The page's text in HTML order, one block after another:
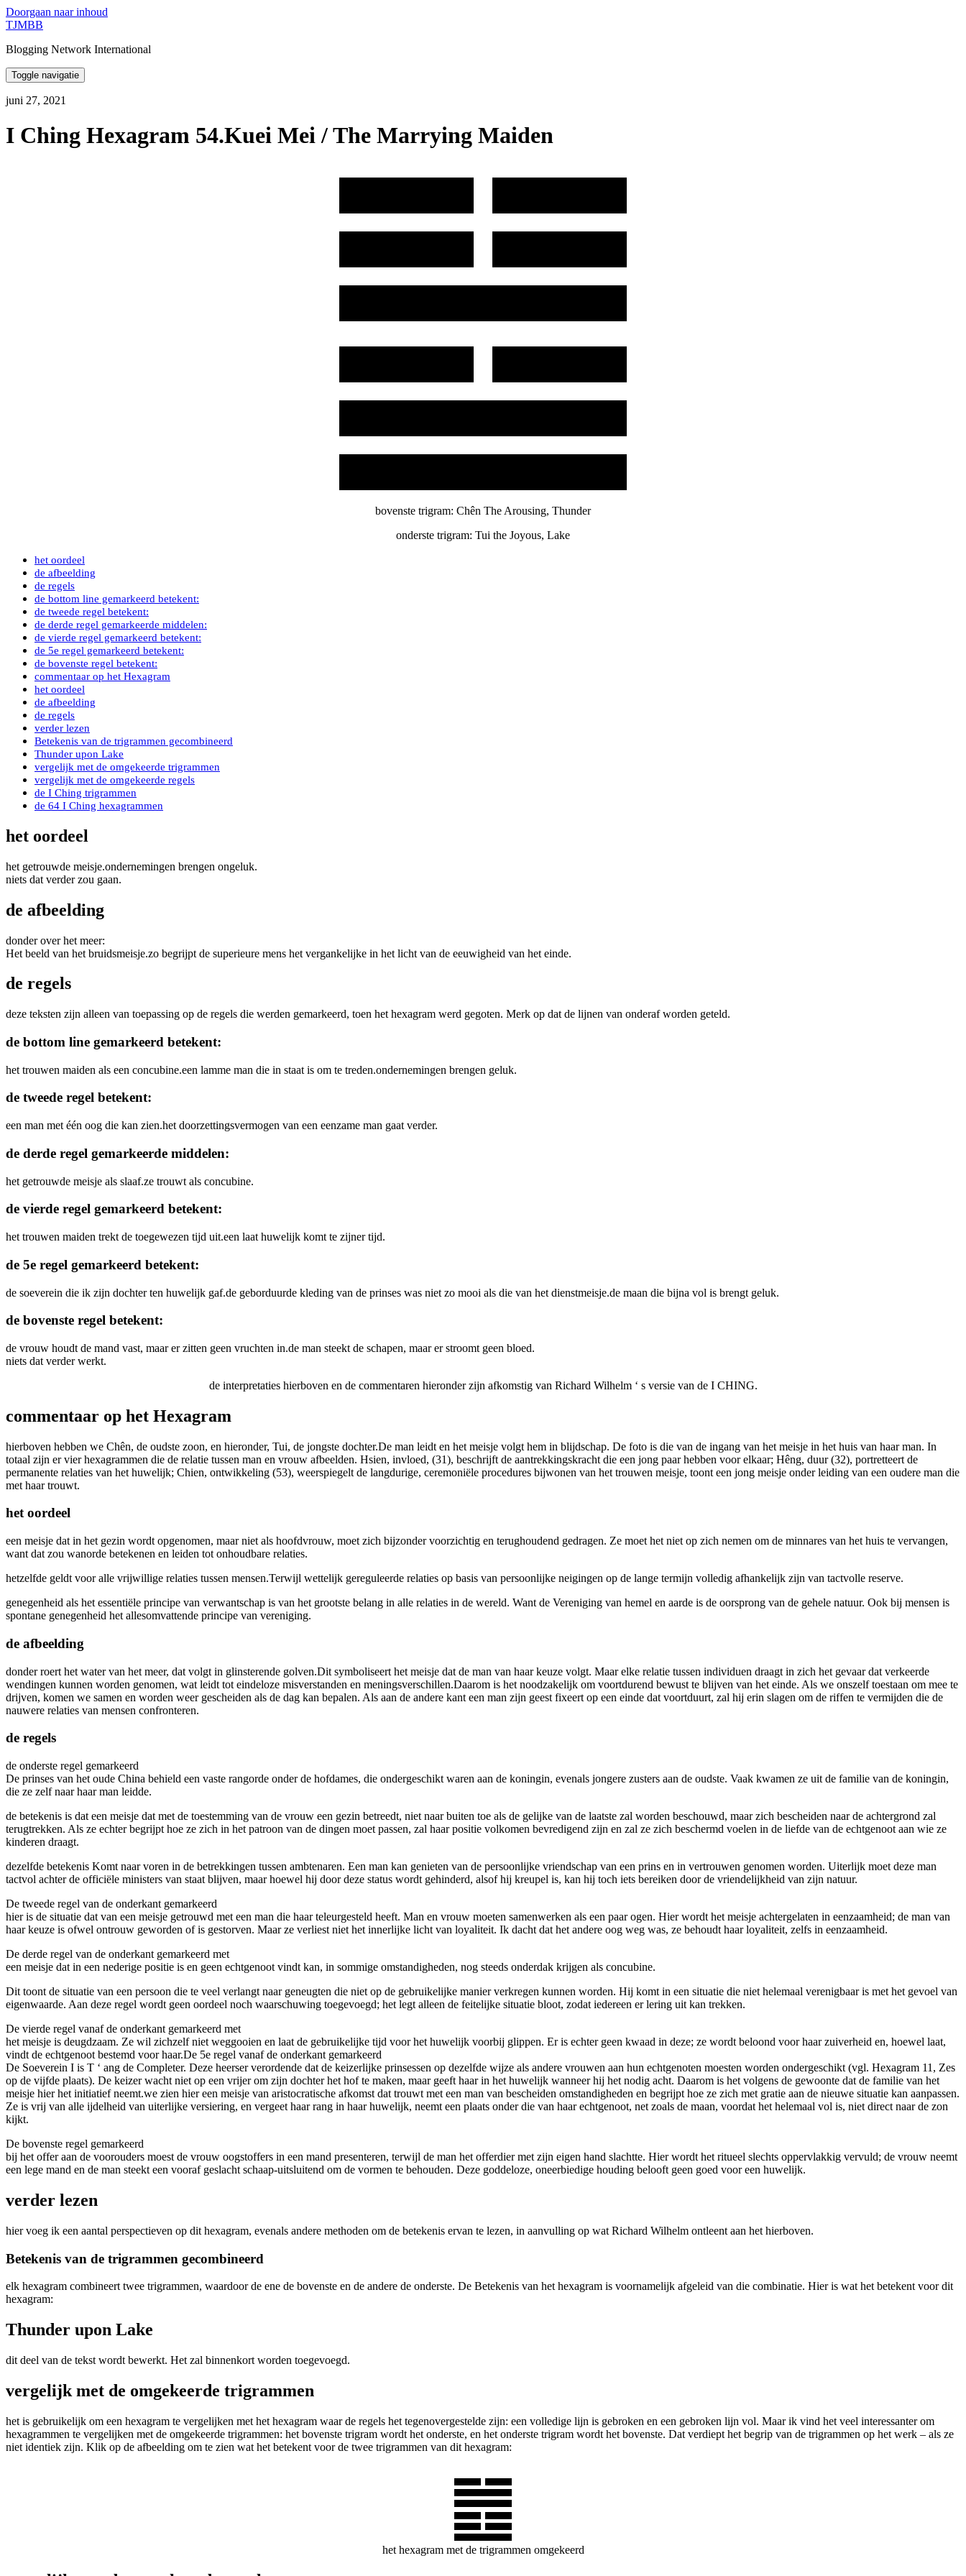
Doorgaan naar inhoud
TJMBB
Blogging Network International
Toggle navigatie
juni 27, 2021
I Ching Hexagram 54.Kuei Mei / The Marrying Maiden
bovenste trigram: Chên The Arousing, Thunder
onderste trigram: Tui the Joyous, Lake
het oordeel
de afbeelding
de regels
de bottom line gemarkeerd betekent:
de tweede regel betekent:
de derde regel gemarkeerde middelen:
de vierde regel gemarkeerd betekent:
de 5e regel gemarkeerd betekent:
de bovenste regel betekent:
commentaar op het Hexagram
het oordeel
de afbeelding
de regels
verder lezen
Betekenis van de trigrammen gecombineerd
Thunder upon Lake
vergelijk met de omgekeerde trigrammen
vergelijk met de omgekeerde regels
de I Ching trigrammen
de 64 I Ching hexagrammen
het oordeel
het getrouwde meisje.ondernemingen brengen ongeluk.
niets dat verder zou gaan.
de afbeelding
donder over het meer:
Het beeld van het bruidsmeisje.zo begrijpt de superieure mens het vergankelijke in het licht van de eeuwigheid van het einde.
de regels
deze teksten zijn alleen van toepassing op de regels die werden gemarkeerd, toen het hexagram werd gegoten. Merk op dat de lijnen van onderaf worden geteld.
de bottom line gemarkeerd betekent:
het trouwen maiden als een concubine.een lamme man die in staat is om te treden.ondernemingen brengen geluk.
de tweede regel betekent:
een man met één oog die kan zien.het doorzettingsvermogen van een eenzame man gaat verder.
de derde regel gemarkeerde middelen:
het getrouwde meisje als slaaf.ze trouwt als concubine.
de vierde regel gemarkeerd betekent:
het trouwen maiden trekt de toegewezen tijd uit.een laat huwelijk komt te zijner tijd.
de 5e regel gemarkeerd betekent:
de soeverein die ik zijn dochter ten huwelijk gaf.de geborduurde kleding van de prinses was niet zo mooi als die van het dienstmeisje.de maan die bijna vol is brengt geluk.
de bovenste regel betekent:
de vrouw houdt de mand vast, maar er zitten geen vruchten in.de man steekt de schapen, maar er stroomt geen bloed.
niets dat verder werkt.
de interpretaties hierboven en de commentaren hieronder zijn afkomstig van Richard Wilhelm ‘ s versie van de I CHING.
commentaar op het Hexagram
hierboven hebben we Chên, de oudste zoon, en hieronder, Tui, de jongste dochter.De man leidt en het meisje volgt hem in blijdschap. De foto is die van de ingang van het meisje in het huis van haar man. In
totaal zijn er vier hexagrammen die de relatie tussen man en vrouw afbeelden. Hsien, invloed, (31), beschrijft de aantrekkingskracht die een jong paar hebben voor elkaar; Hêng, duur (32), portretteert de
permanente relaties van het huwelijk; Chien, ontwikkeling (53), weerspiegelt de langdurige, ceremoniële procedures bijwonen van het trouwen meisje, toont een jong meisje onder leiding van een oudere man die
met haar trouwt.
het oordeel
een meisje dat in het gezin wordt opgenomen, maar niet als hoofdvrouw, moet zich bijzonder voorzichtig en terughoudend gedragen. Ze moet het niet op zich nemen om de minnares van het huis te vervangen,
want dat zou wanorde betekenen en leiden tot onhoudbare relaties.
hetzelfde geldt voor alle vrijwillige relaties tussen mensen.Terwijl wettelijk gereguleerde relaties op basis van persoonlijke neigingen op de lange termijn volledig afhankelijk zijn van tactvolle reserve.
genegenheid als het essentiële principe van verwantschap is van het grootste belang in alle relaties in de wereld. Want de Vereniging van hemel en aarde is de oorsprong van de gehele natuur. Ook bij mensen is
spontane genegenheid het allesomvattende principe van vereniging.
de afbeelding
donder roert het water van het meer, dat volgt in glinsterende golven.Dit symboliseert het meisje dat de man van haar keuze volgt. Maar elke relatie tussen individuen draagt in zich het gevaar dat verkeerde
wendingen kunnen worden genomen, wat leidt tot eindeloze misverstanden en meningsverschillen.Daarom is het noodzakelijk om voortdurend bewust te blijven van het einde. Als we onszelf toestaan om mee te
drijven, komen we samen en worden weer gescheiden als de dag kan bepalen. Als aan de andere kant een man zijn geest fixeert op een einde dat voortduurt, zal hij erin slagen om de riffen te vermijden die de
nauwere relaties van mensen confronteren.
de regels
de onderste regel gemarkeerd
De prinses van het oude China behield een vaste rangorde onder de hofdames, die ondergeschikt waren aan de koningin, evenals jongere zusters aan de oudste. Vaak kwamen ze uit de familie van de koningin,
die ze zelf naar haar man leidde.
de betekenis is dat een meisje dat met de toestemming van de vrouw een gezin betreedt, niet naar buiten toe als de gelijke van de laatste zal worden beschouwd, maar zich bescheiden naar de achtergrond zal
terugtrekken. Als ze echter begrijpt hoe ze zich in het patroon van de dingen moet passen, zal haar positie volkomen bevredigend zijn en zal ze zich beschermd voelen in de liefde van de echtgenoot aan wie ze
kinderen draagt.
dezelfde betekenis Komt naar voren in de betrekkingen tussen ambtenaren. Een man kan genieten van de persoonlijke vriendschap van een prins en in vertrouwen genomen worden. Uiterlijk moet deze man
tactvol achter de officiële ministers van staat blijven, maar hoewel hij door deze status wordt gehinderd, alsof hij kreupel is, kan hij toch iets bereiken door de vriendelijkheid van zijn natuur.
De tweede regel van de onderkant gemarkeerd
hier is de situatie dat van een meisje getrouwd met een man die haar teleurgesteld heeft. Man en vrouw moeten samenwerken als een paar ogen. Hier wordt het meisje achtergelaten in eenzaamheid; de man van
haar keuze is ofwel ontrouw geworden of is gestorven. Maar ze verliest niet het innerlijke licht van loyaliteit. Ik dacht dat het andere oog weg was, ze behoudt haar loyaliteit, zelfs in eenzaamheid.
De derde regel van de onderkant gemarkeerd met
een meisje dat in een nederige positie is en geen echtgenoot vindt kan, in sommige omstandigheden, nog steeds onderdak krijgen als concubine.
Dit toont de situatie van een persoon die te veel verlangt naar geneugten die niet op de gebruikelijke manier verkregen kunnen worden. Hij komt in een situatie die niet helemaal verenigbaar is met het gevoel van
eigenwaarde. Aan deze regel wordt geen oordeel noch waarschuwing toegevoegd; het legt alleen de feitelijke situatie bloot, zodat iedereen er lering uit kan trekken.
De vierde regel vanaf de onderkant gemarkeerd met
het meisje is deugdzaam. Ze wil zichzelf niet weggooien en laat de gebruikelijke tijd voor het huwelijk voorbij glippen. Er is echter geen kwaad in deze; ze wordt beloond voor haar zuiverheid en, hoewel laat,
vindt de echtgenoot bestemd voor haar.De 5e regel vanaf de onderkant gemarkeerd
De Soeverein I is T ‘ ang de Completer. Deze heerser verordende dat de keizerlijke prinsessen op dezelfde wijze als andere vrouwen aan hun echtgenoten moesten worden ondergeschikt (vgl. Hexagram 11, Zes
op de vijfde plaats). De keizer wacht niet op een vrijer om zijn dochter het hof te maken, maar geeft haar in het huwelijk wanneer hij het nodig acht. Daarom is het volgens de gewoonte dat de familie van het
meisje hier het initiatief neemt.we zien hier een meisje van aristocratische afkomst dat trouwt met een man van bescheiden omstandigheden en begrijpt hoe ze zich met gratie aan de nieuwe situatie kan aanpassen.
Ze is vrij van alle ijdelheid van uiterlijke versiering, en vergeet haar rang in haar huwelijk, neemt een plaats onder die van haar echtgenoot, net zoals de maan, voordat het helemaal vol is, niet direct naar de zon
kijkt.
De bovenste regel gemarkeerd
bij het offer aan de voorouders moest de vrouw oogstoffers in een mand presenteren, terwijl de man het offerdier met zijn eigen hand slachtte. Hier wordt het ritueel slechts oppervlakkig vervuld; de vrouw neemt
een lege mand en de man steekt een vooraf geslacht schaap-uitsluitend om de vormen te behouden. Deze goddeloze, oneerbiedige houding belooft geen goed voor een huwelijk.
verder lezen
hier voeg ik een aantal perspectieven op dit hexagram, evenals andere methoden om de betekenis ervan te lezen, in aanvulling op wat Richard Wilhelm ontleent aan het hierboven.
Betekenis van de trigrammen gecombineerd
elk hexagram combineert twee trigrammen, waardoor de ene de bovenste en de andere de onderste. De Betekenis van het hexagram is voornamelijk afgeleid van die combinatie. Hier is wat het betekent voor dit
hexagram:
Thunder upon Lake
dit deel van de tekst wordt bewerkt. Het zal binnenkort worden toegevoegd.
vergelijk met de omgekeerde trigrammen
het is gebruikelijk om een hexagram te vergelijken met het hexagram waar de regels het tegenovergestelde zijn: een volledige lijn is gebroken en een gebroken lijn vol. Maar ik vind het veel interessanter om
hexagrammen te vergelijken met de omgekeerde trigrammen: het bovenste trigram wordt het onderste, en het onderste trigram wordt het bovenste. Dat verdiept het begrip van de trigrammen op het werk – als ze
niet identiek zijn. Klik op de afbeelding om te zien wat het betekent voor de twee trigrammen van dit hexagram:
het hexagram met de trigrammen omgekeerd